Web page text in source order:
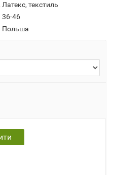
Латекс, текстиль
36-46
Польша